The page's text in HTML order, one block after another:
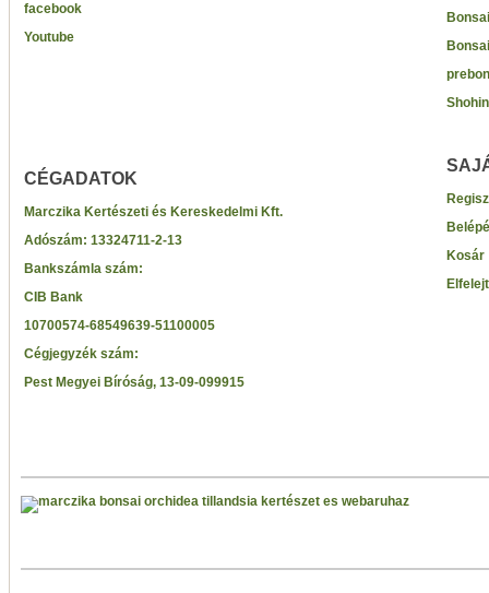
facebook
Youtube
CÉGADATOK
Marczika Kertészeti és Kereskedelmi Kft.
Adószám: 13324711-2-13
Bankszámla szám:
CIB Bank
10700574-68549639-51100005
Cégjegyzék szám:
Pest Megyei Bíróság, 13-09-099915
Kosár